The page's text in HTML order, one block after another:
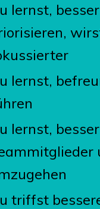
lernst,
lernst,
lernst,
triffst